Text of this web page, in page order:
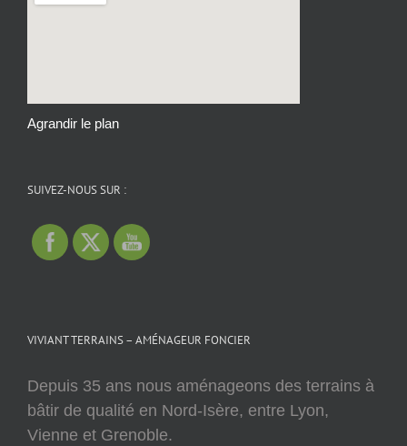
Agrandir le plan
SUIVEZ-NOUS SUR :
VIVIANT TERRAINS – AMÉNAGEUR FONCIER
Depuis 35 ans nous aménageons des terrains à
bâtir de qualité en Nord-Isère, entre Lyon,
Vienne et Grenoble.